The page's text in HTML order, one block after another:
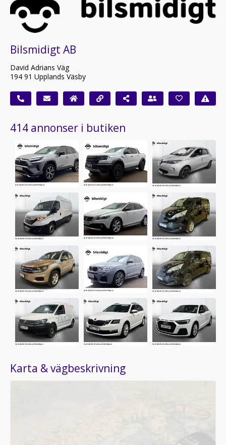
Bilsmidigt AB
David Adrians Väg
194 91 Upplands Väsby
414 annonser i butiken
Karta & vägbeskrivning